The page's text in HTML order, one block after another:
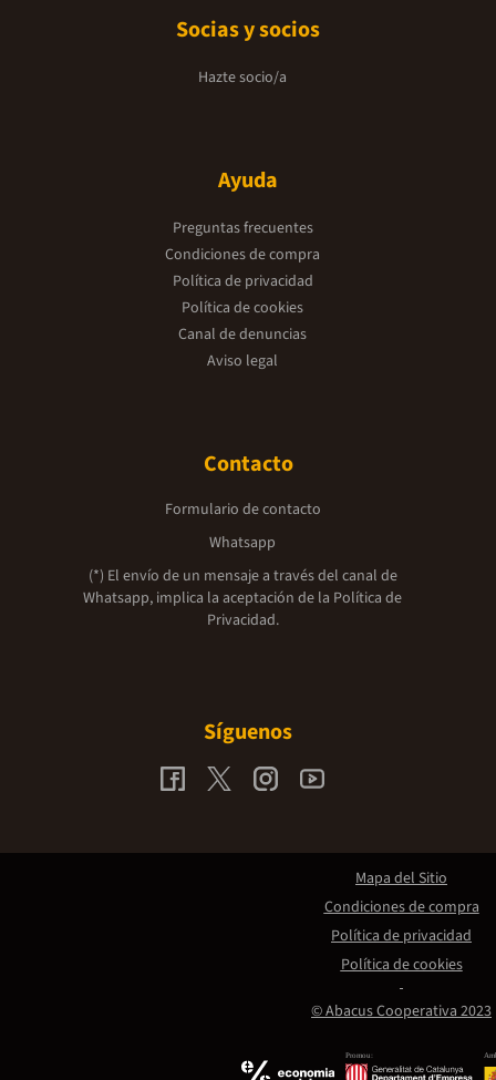
Socias y socios
Hazte socio/a
Ayuda
Preguntas frecuentes
Condiciones de compra
Política de privacidad
Política de cookies
Canal de denuncias
Aviso legal
Contacto
Formulario de contacto
Whatsapp
(*) El envío de un mensaje a través del canal de
Whatsapp, implica la aceptación de la Política de
Privacidad.
Síguenos
Promou:
© Abacus Cooperativa 2023
Mapa del Sitio
Condiciones de compra
Política de privacidad
Política de cookies